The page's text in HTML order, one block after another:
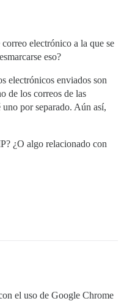
electrónico a la que se
eso?
electrónicos enviados son
de los correos de las
por separado. Aún así,
¿O algo relacionado con
el uso de Google Chrome